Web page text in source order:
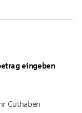
eingeben
Guthaben